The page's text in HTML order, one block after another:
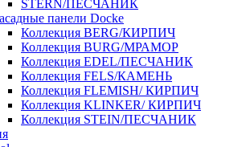
STERN/ПЕСЧАНИК
панели Docke
Коллекция BERG/КИРПИЧ
Коллекция BURG/МРАМОР
Коллекция EDEL/ПЕСЧАНИК
Коллекция FELS/КАМЕНЬ
Коллекция FLEMISH/ КИРПИЧ
Коллекция KLINKER/ КИРПИЧ
Коллекция STEIN/ПЕСЧАНИК